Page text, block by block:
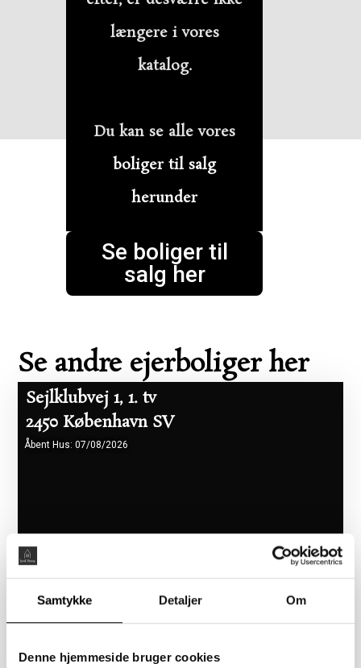
Samtykke Detaljer Om
Denne hjemmeside bruger cookies
længere i vores
katalog.
Du kan se alle vores
boliger til salg
herunder
Se boliger til
salg her
Se andre ejerboliger her
Åbent Hus: 07/08/2026
Sejlklubvej 1, 1. tv
2450 København SV